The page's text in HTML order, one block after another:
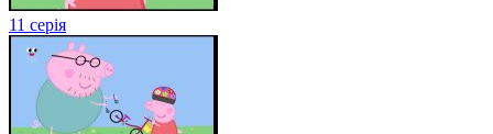
11 серія